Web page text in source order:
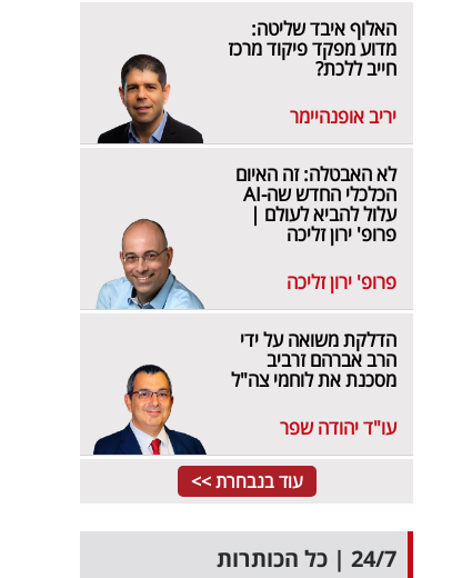
האלוף איבד שליטה:
מדוע מפקד פיקוד מרכז
חייב ללכת?
יריב אופנהיימר
לא האבטלה: זה האיום
הכלכלי החדש שה-AI
עלול להביא לעולם |
פרופ' ירון זליכה
פרופ' ירון זליכה
הדלקת משואה על ידי
הרב אברהם זרביב
מסכנת את לוחמי צה"ל
עו"ד יהודה שפר
עוד בנבחרת >>
24/7 | כל הכותרות